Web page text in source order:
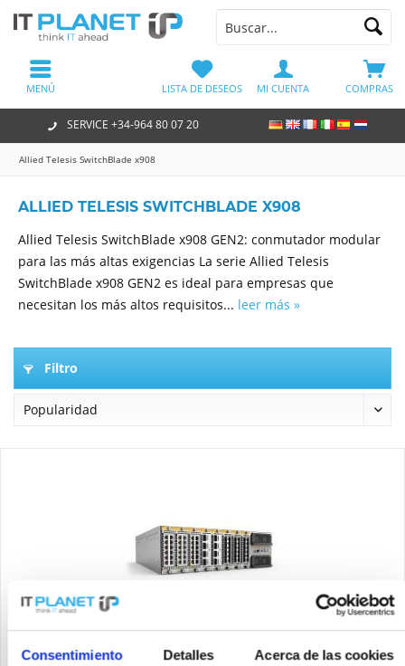
Consentimiento Detalles Acerca de las cookies
SERVICE +34-964 80 07 20
COMPRAS
LISTA DE DESEOS MI CUENTA
MENÚ
Allied Telesis SwitchBlade x908
ALLIED TELESIS SWITCHBLADE X908
Allied Telesis SwitchBlade x908 GEN2: conmutador modular
para las más altas exigencias La serie Allied Telesis
SwitchBlade x908 GEN2 es ideal para empresas que
necesitan los más altos requisitos... leer más »
Filtro